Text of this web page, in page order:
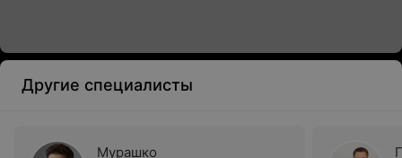
Другие специалисты
Мурашко